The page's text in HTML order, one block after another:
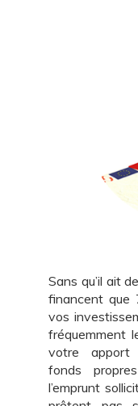
Sans qu’il ait
financent que
vos
fréquemment
votre apport
fonds
l’emprunt